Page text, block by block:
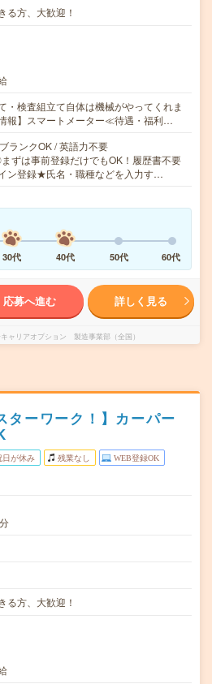
る方、大歓迎！
・検査組立て自体は機械がやってくれま
報】スマートメーター≪待遇・福利…
ランクOK / 英語力不要
ずは事前登録だけでもOK！履歴書不要
ン登録★氏名・職種などを入力す…
30代 40代 50代 60代
応募へ進む 詳しく見る
ャリアオプション 製造事業部（全国）
ターワーク！】カーパー
日が休み 残業なし WEB登録OK
る方、大歓迎！